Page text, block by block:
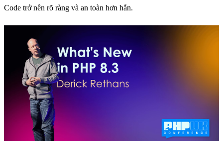
Code trở nên rõ ràng và an toàn hơn hẳn.